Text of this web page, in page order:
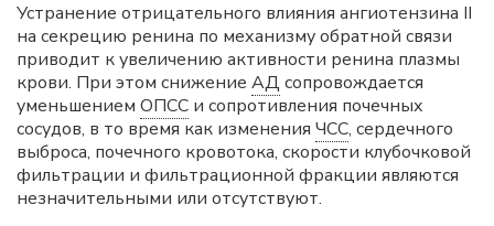
Устранение отрицательного влияния ангиотензина II
на секрецию ренина по механизму обратной связи
приводит к увеличению активности ренина плазмы
крови. При этом снижение АД сопровождается
уменьшением ОПСС и сопротивления почечных
сосудов, в то время как изменения ЧСС, сердечного
выброса, почечного кровотока, скорости клубочковой
фильтрации и фильтрационной фракции являются
незначительными или отсутствуют.